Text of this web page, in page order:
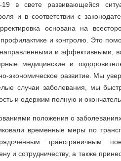
в свете развивающейся
и в соответствии с
основана на
и контролю. Это
и эффективными,
медицинские и
экономическое развитие. Мы
случаи заболевания, мы
и одержим полную и
положения о
временные меры по
трансграничным
и сотрудничеству, а также